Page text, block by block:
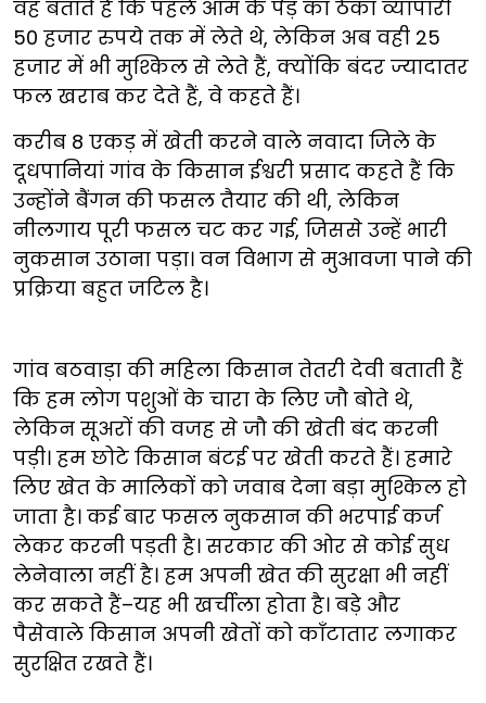
वह बताते हैं कि पहले आम के पेड़ का ठेका व्यापारी
50 हजार रुपये तक में लेते थे, लेकिन अब वही 25
हजार में भी मुश्किल से लेते हैं, क्योंकि बंदर ज्यादातर
फल खराब कर देते हैं, वे कहते हैं।
करीब 8 एकड़ में खेती करने वाले नवादा जिले के
दूधपानियां गांव के किसान ईश्वरी प्रसाद कहते हैं कि
उन्होंने बैंगन की फसल तैयार की थी, लेकिन
नीलगाय पूरी फसल चट कर गई, जिससे उन्हें भारी
नुकसान उठाना पड़ा। वन विभाग से मुआवजा पाने की
प्रक्रिया बहुत जटिल है।
गांव बठवाड़ा की महिला किसान तेतरी देवी बताती हैं
कि हम लोग पशुओं के चारा के लिए जौ बोते थे,
लेकिन सूअरों की वजह से जौ की खेती बंद करनी
पड़ी। हम छोटे किसान बंटई पर खेती करते हैं। हमारे
लिए खेत के मालिकों को जवाब देना बड़ा मुश्किल हो
जाता है। कई बार फसल नुकसान की भरपाई कर्ज
लेकर करनी पड़ती है। सरकार की ओर से कोई सुध
लेनेवाला नहीं है। हम अपनी खेत की सुरक्षा भी नहीं
कर सकते हैं–यह भी खर्चीला होता है। बड़े और
पैसेवाले किसान अपनी खेतों को काँटातार लगाकर
सुरक्षित रखते हैं।